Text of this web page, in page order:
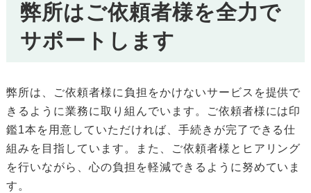
弊所はご依頼者様を全力で
サポートします
弊所は、ご依頼者様に負担をかけないサービスを提供で
きるように業務に取り組んでいます。ご依頼者様には印
鑑1本を用意していただければ、手続きが完了できる仕
組みを目指しています。また、ご依頼者様とヒアリング
を行いながら、心の負担を軽減できるように努めていま
す。